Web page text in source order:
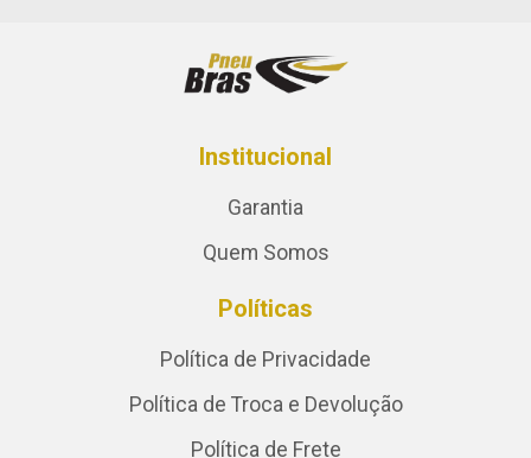
Institucional
Garantia
Quem Somos
Políticas
Política de Privacidade
Política de Troca e Devolução
Política de Frete